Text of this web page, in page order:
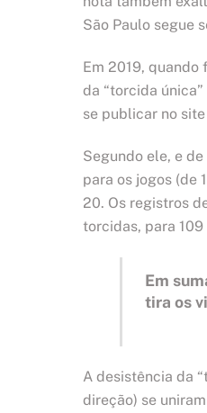
São Paulo segue
Em 2019,
da “torcida
se publicar no
Segundo ele, e
para os jogos (de
20. Os registros
torcidas, para
Em
tira os
A desistência da
direção) se